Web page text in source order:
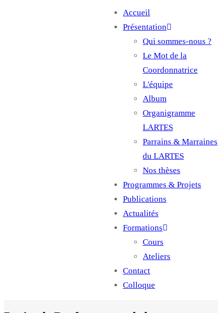
Main
navigation
Accueil
Présentation
Qui sommes-nous ?
Le Mot de la
Coordonnatrice
L'équipe
Album
Organigramme
LARTES
Parrains & Marraines
du LARTES
Nos thèses
Programmes & Projets
Publications
Actualités
Formations
Cours
Ateliers
Contact
Colloque